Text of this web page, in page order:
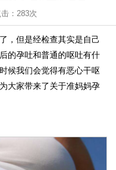
： 283次
，但是经检查其实是自己
的孕吐和普通的呕吐有什
候我们会觉得有恶心干呕
大家带来了关于准妈妈孕